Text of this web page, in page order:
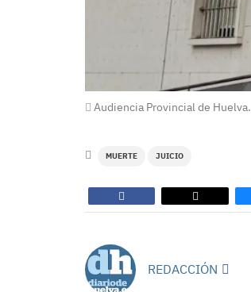
Audiencia Provincial de Huelva.
MUERTE JUICIO
REDACCIÓN